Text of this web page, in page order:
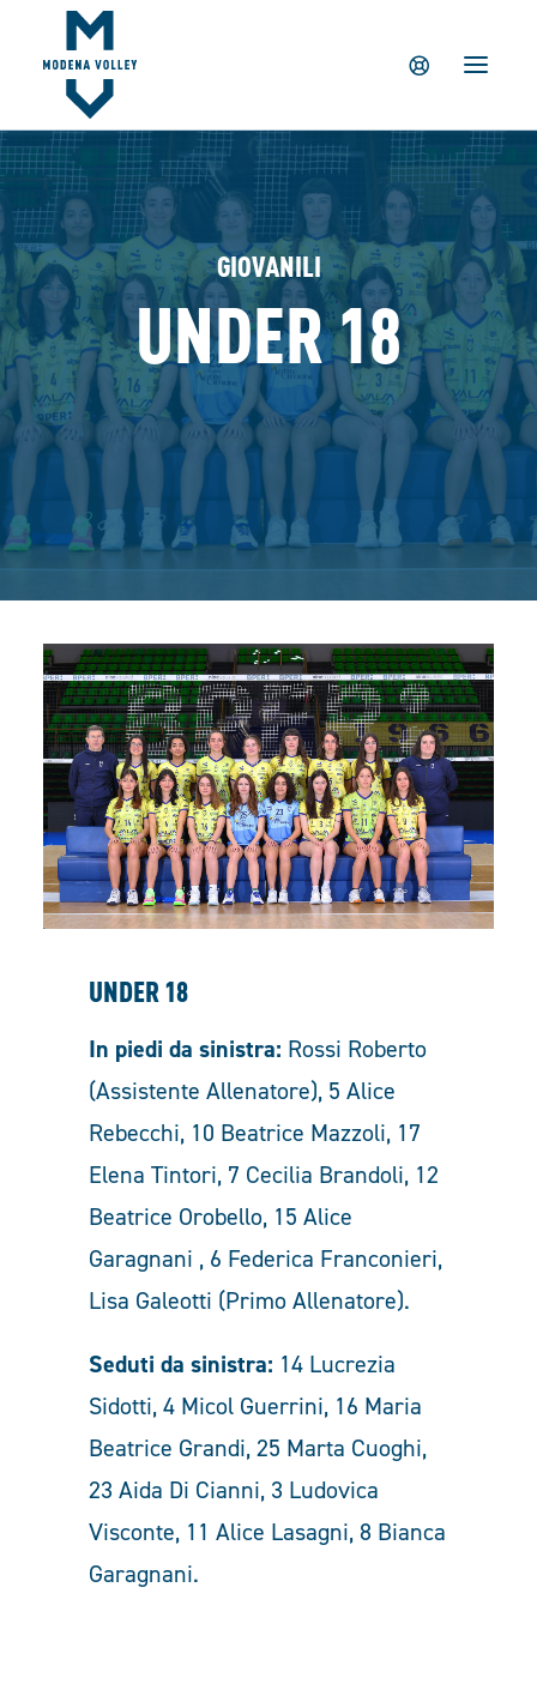
IL CLUB
NEWS
TICKETING
SUMMER CAMP
MV PARTNERS
PALAPANINI
GIOVANILI
ACADEMY
STORE
GIOVANILI
UNDER 18
UNDER 18
In piedi da sinistra: Rossi Roberto
(Assistente Allenatore), 5 Alice
Rebecchi, 10 Beatrice Mazzoli, 17
Elena Tintori, 7 Cecilia Brandoli, 12
Beatrice Orobello, 15 Alice
Garagnani , 6 Federica Franconieri,
Lisa Galeotti (Primo Allenatore).
Seduti da sinistra: 14 Lucrezia
Sidotti, 4 Micol Guerrini, 16 Maria
Beatrice Grandi, 25 Marta Cuoghi,
23 Aida Di Cianni, 3 Ludovica
Visconte, 11 Alice Lasagni, 8 Bianca
Garagnani.